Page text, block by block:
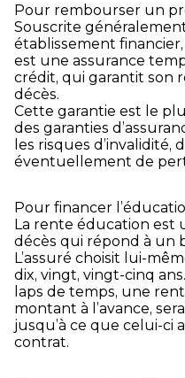
Pour rembourser un
Souscrite
établissement
est une assurance
crédit, qui garantit son
décès.
Cette garantie est le
des garanties
les risques d’invalidité,
éventuellement de
Pour financer
La rente éducation est
décès qui répond à un
L’assuré choisit lui-
dix, vingt, vingt-cinq
laps de temps, une
montant à l’avance,
jusqu’à ce que celui-ci
contrat.